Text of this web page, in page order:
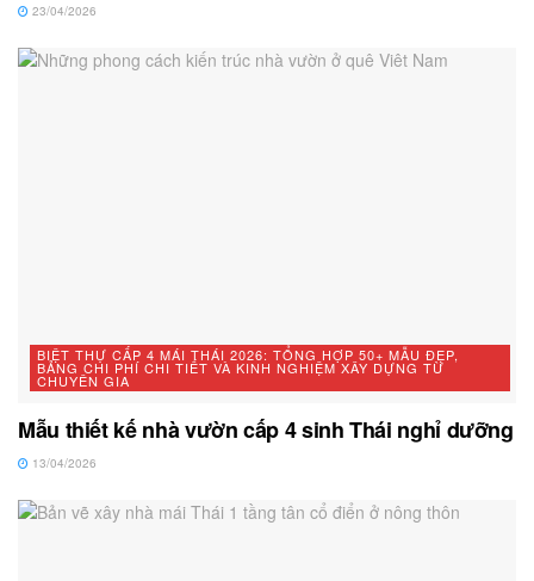
23/04/2026
BIỆT THỰ CẤP 4 MÁI THÁI 2026: TỔNG HỢP 50+ MẪU ĐẸP,
BẢNG CHI PHÍ CHI TIẾT VÀ KINH NGHIỆM XÂY DỰNG TỪ
CHUYÊN GIA
Mẫu thiết kế nhà vườn cấp 4 sinh Thái nghỉ dưỡng
13/04/2026